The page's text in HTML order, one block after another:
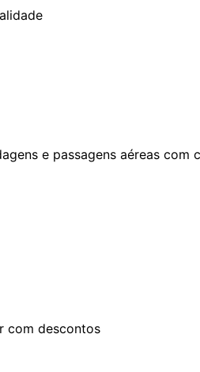
e passagens aéreas com
com descontos